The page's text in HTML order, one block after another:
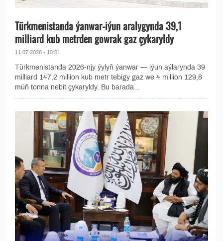
Türkmenistanda ýanwar-iýun aralygynda 39,1
milliard kub metrden gowrak gaz çykaryldy
11.07.2026 - 10:51
Türkmenistanda 2026-njy ýylyň ýanwar — iýun aýlarynda 39
milliard 147,2 million kub metr tebigy gaz we 4 million 129,8
müň tonna nebit çykaryldy. Bu barada...